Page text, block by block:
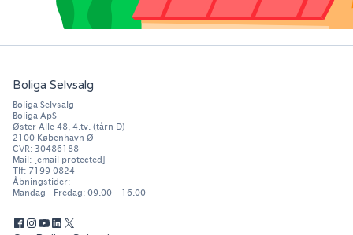
Boliga Selvsalg
Boliga Selvsalg
Boliga ApS
Øster Alle 48, 4.tv. (tårn D)
2100 København Ø
CVR: 30486188
Mail: [email protected]
Tlf: 7199 0824
Åbningstider:
Mandag - Fredag: 09.00 – 16.00